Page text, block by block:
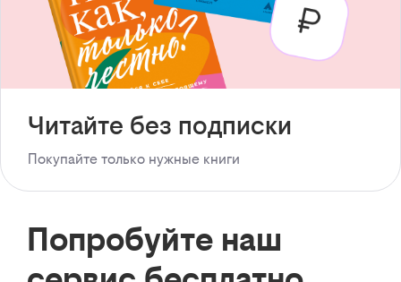
Читайте без подписки
Покупайте только нужные книги
Попробуйте наш